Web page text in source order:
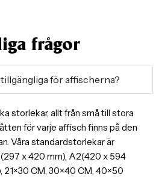
frågor
för affischerna?
storlekar, allt från små till stora
för varje affisch finns på den
Våra standardstorlekar är
x 420 mm), A2(420 x 594
21×30 CM, 30×40 CM, 40×50